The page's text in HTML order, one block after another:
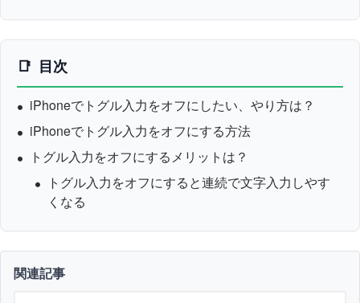
目次
iPhoneでトグル入力をオフにしたい、やり方は？
iPhoneでトグル入力をオフにする方法
トグル入力をオフにするメリットは？
トグル入力をオフにすると連続で文字入力しやす
くなる
関連記事